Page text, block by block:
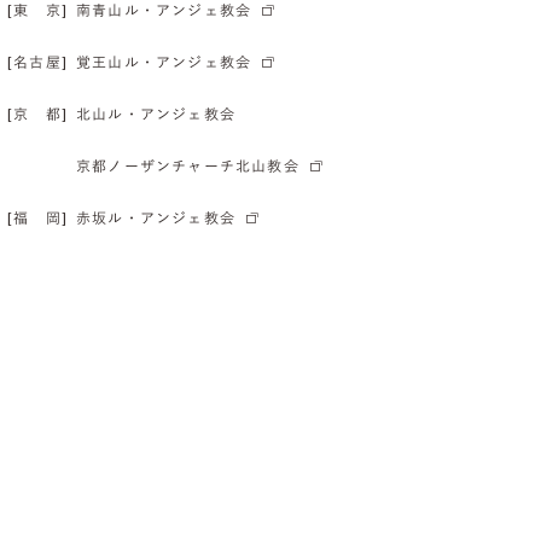
[東 京] 南青山ル・アンジェ教会
[名古屋] 覚王山ル・アンジェ教会
[京 都] 北山ル・アンジェ教会
京都ノーザンチャーチ北山教会
[福 岡] 赤坂ル・アンジェ教会